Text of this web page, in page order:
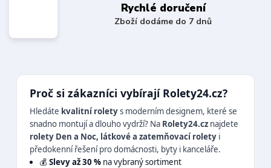
Rychlé doručení
Zboží dodáme do 7 dnů
Proč si zákazníci vybírají Rolety24.cz?
Hledáte kvalitní roletys moderním designem, které se
snadno montují a dlouho vydrží? Na Rolety24.cz najdete
rolety Den a Noc, látkové a zatemňovací rolety i
předokenní řešení pro domácnosti, byty i kanceláře.
💰 Slevy až 30 %na vybraný sortiment